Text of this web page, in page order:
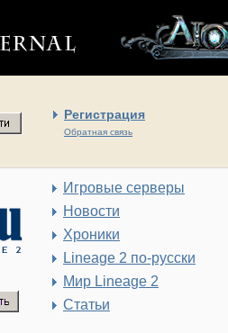
Регистрация
Обратная связь
Игровые серверы
Новости
Хроники
Lineage 2 по-русски
Мир Lineage 2
Статьи